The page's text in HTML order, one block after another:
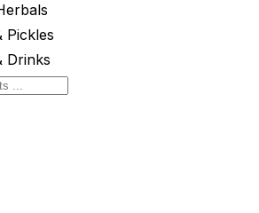
Pickles
Drinks